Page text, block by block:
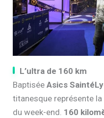
L’ultra de 160 km
BaptiséeAsics
titanesque représente
du week-end. 160